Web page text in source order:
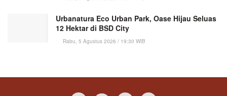
Urbanatura Eco Urban Park, Oase Hijau Seluas
12 Hektar di BSD City
Rabu, 5 Agustus 2026 / 19:30 WIB